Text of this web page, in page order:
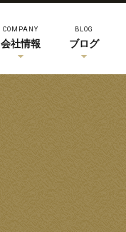
COMPANY
会社情報
BLOG
ブログ